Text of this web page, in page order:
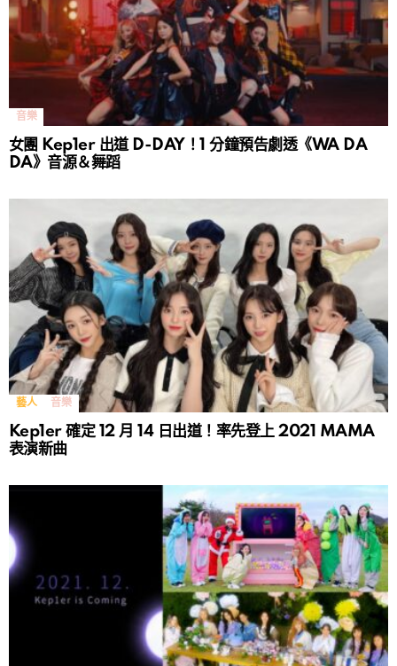
音樂
女團 Kep1er 出道 D-DAY！1 分鐘預告劇透《WA DA
DA》音源＆舞蹈
藝人 音樂
Kep1er 確定 12 月 14 日出道！率先登上 2021 MAMA
表演新曲